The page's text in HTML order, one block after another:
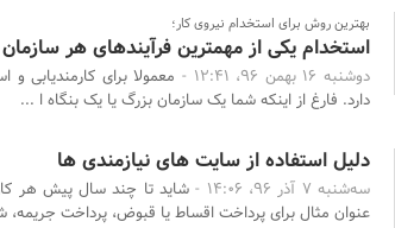
بهترین روش برای استخدام نیروی کار؛
استخدام یکی از مهمترین فرآیندهای هر
دوشنبه 16 بهمن 96، 12:41 -
معمولا برای کارمندیابی
دارد. فارغ از اینکه شما یک سازمان بزرگ یا یک بنگاه ا ...
دلیل استفاده از سایت های نیازمندی ها
سه‌شنبه 7 آذر 96، 14:06 -
شاید تا چند سال پیش هر
عنوان مثال برای پرداخت اقساط یا قبوض، پرداخت جریمه،